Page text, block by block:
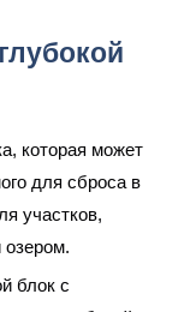
которая может
для сброса в
участков,
блок с